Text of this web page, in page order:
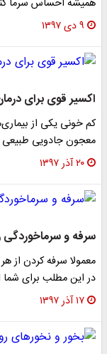
همیشه احساس سرما
۹ دی ۱۳۹۷
اکسیر قوی برای
کم خونی یکی از
معجون جادویی طبیعی
۲۰ آذر ۱۳۹۷
سرفه و سرماخوردگی
معمولا سرفه کردن از
در این مطلب برای
۱۷ آذر ۱۳۹۷